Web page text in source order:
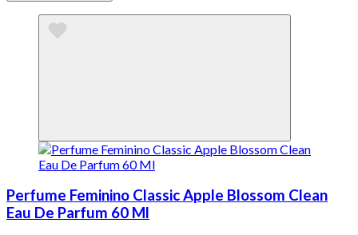
Perfume Feminino Classic Apple Blossom Clean
Eau De Parfum 60 Ml